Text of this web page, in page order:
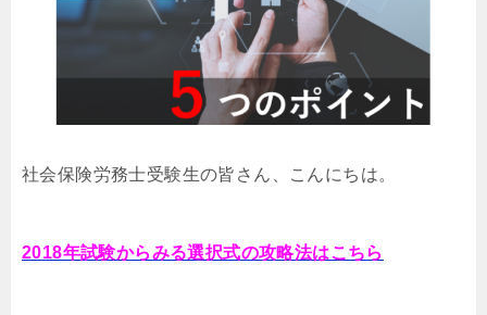
社会保険労務士受験生の皆さん、こんにちは。
2018年試験からみる選択式の攻略法はこちら